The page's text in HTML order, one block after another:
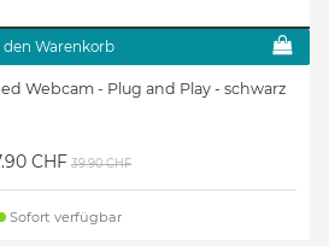
den Warenkorb
Webcam - Plug and Play - schwarz
CHF 39.90 CHF
Sofort verfügbar